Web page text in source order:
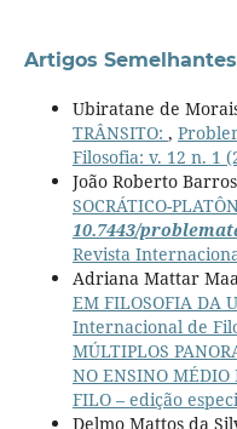
Artigos Semelhantes
Ubiratane de
TRÂNSITO: ,
Filosofia: v. 12 n. 1
João Roberto
SOCRÁTICO-
10.7443/
Revista
Adriana Mattar
EM FILOSOFIA DA
Internacional de
MÚLTIPLOS
NO ENSINO MÉDIO
FILO – edição
Delmo Mattos da